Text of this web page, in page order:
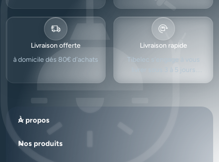
Livraison offerte
à domicile dès 80€ d’achats
Livraison rapide
Tibelec s'engage à vous
livrer sous 3 à 5 jours
À propos
Nos produits